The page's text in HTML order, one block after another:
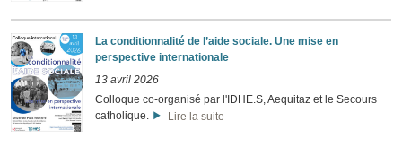
La conditionnalité de l’aide sociale. Une mise en
perspective internationale
13 avril 2026
Colloque co-organisé par l'IDHE.S, Aequitaz et le Secours
catholique.
Lire la suite